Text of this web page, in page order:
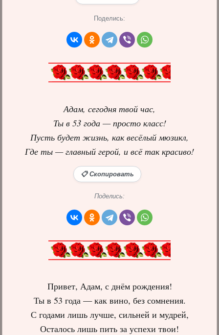
Поделись:
Адам, сегодня твой час,
Ты в 53 года — просто класс!
Пусть будет жизнь, как весёлый мюзикл,
Где ты — главный герой, и всё так красиво!
📋 Скопировать
Поделись:
Привет, Адам, с днём рождения!
Ты в 53 года — как вино, без сомнения.
С годами лишь лучше, сильней и мудрей,
Осталось лишь пить за успехи твои!